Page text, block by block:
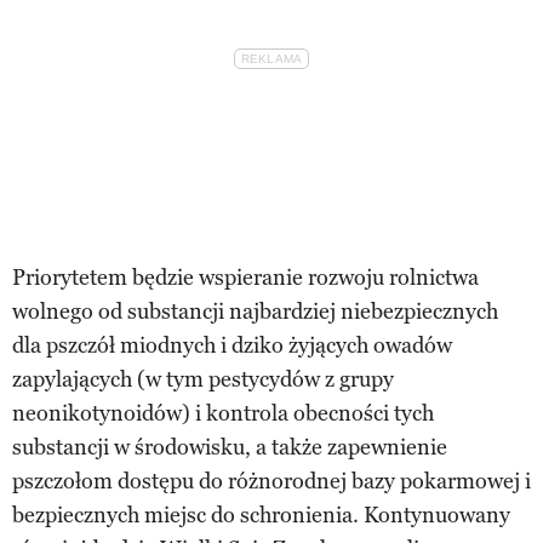
Priorytetem będzie wspieranie rozwoju rolnictwa
wolnego od substancji najbardziej niebezpiecznych
dla pszczół miodnych i dziko żyjących owadów
zapylających (w tym pestycydów z grupy
neonikotynoidów) i kontrola obecności tych
substancji w środowisku, a także zapewnienie
pszczołom dostępu do różnorodnej bazy pokarmowej i
bezpiecznych miejsc do schronienia. Kontynuowany